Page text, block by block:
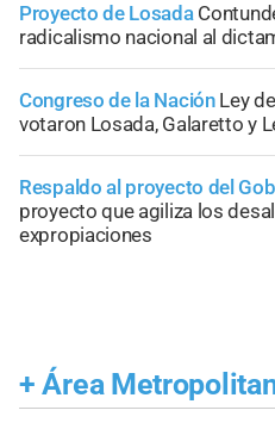
Proyecto de Losada
radicalismo nacional al
Congreso de la Nación Ley
votaron Losada, Galaretto y
Respaldo al proyecto del
proyecto que agiliza los
expropiaciones
+ Área